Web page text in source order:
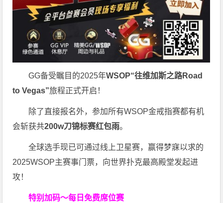
GG备受瞩目的2025年WSOP“往维加斯之路Road
to Vegas”旅程正式开启！
除了直接报名外，参加所有WSOP金戒指赛都有机
会斩获共200w刀锦标赛红包雨。
全球选手现已可通过线上卫星赛，赢得梦寐以求的
2025WSOP主赛事门票，向世界扑克最高殿堂发起进
攻！
特别加码～每日免费席位赛